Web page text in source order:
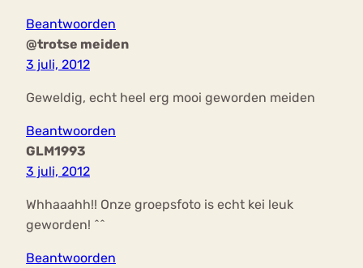
Beantwoorden
@trotse meiden
3 juli, 2012
Geweldig, echt heel erg mooi geworden meiden
Beantwoorden
GLM1993
3 juli, 2012
Whhaaahh!! Onze groepsfoto is echt kei leuk
geworden! ^^
Beantwoorden